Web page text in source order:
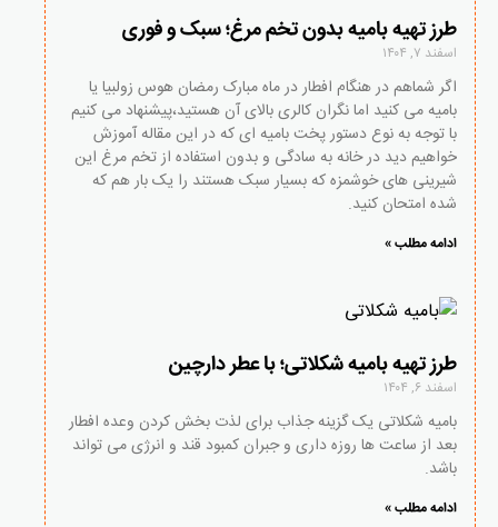
طرز تهیه بامیه بدون تخم مرغ؛ سبک و فوری
اسفند ۷, ۱۴۰۴
اگر شماهم در هنگام افطار در ماه مبارک رمضان هوس زولبیا یا
بامیه می کنید اما نگران کالری بالای آن هستید،پیشنهاد می کنیم
با توجه به نوع دستور پخت بامیه ای که در این مقاله آموزش
خواهیم دید در خانه به سادگی و بدون استفاده از تخم مرغ این
شیرینی های خوشمزه که بسیار سبک هستند را یک بار هم که
شده امتحان کنید.
ادامه مطلب »
طرز تهیه بامیه شکلاتی؛ با عطر دارچین
اسفند ۶, ۱۴۰۴
بامیه شکلاتی یک گزینه جذاب برای لذت بخش کردن وعده افطار
بعد از ساعت ها روزه داری و جبران کمبود قند و انرژی می تواند
باشد.
ادامه مطلب »